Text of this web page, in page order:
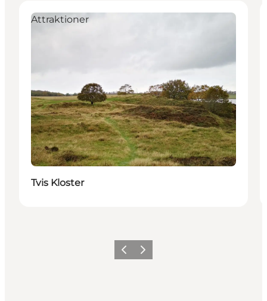
Attraktioner
Tvis Kloster
ForrigeNæste